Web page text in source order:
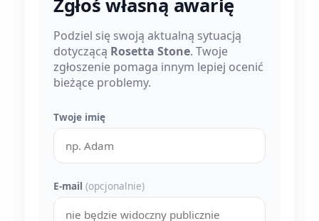
Zgłoś własną awarię
Podziel się swoją aktualną sytuacją
dotyczącą Rosetta Stone. Twoje
zgłoszenie pomaga innym lepiej ocenić
bieżące problemy.
Twoje imię
E-mail (opcjonalnie)